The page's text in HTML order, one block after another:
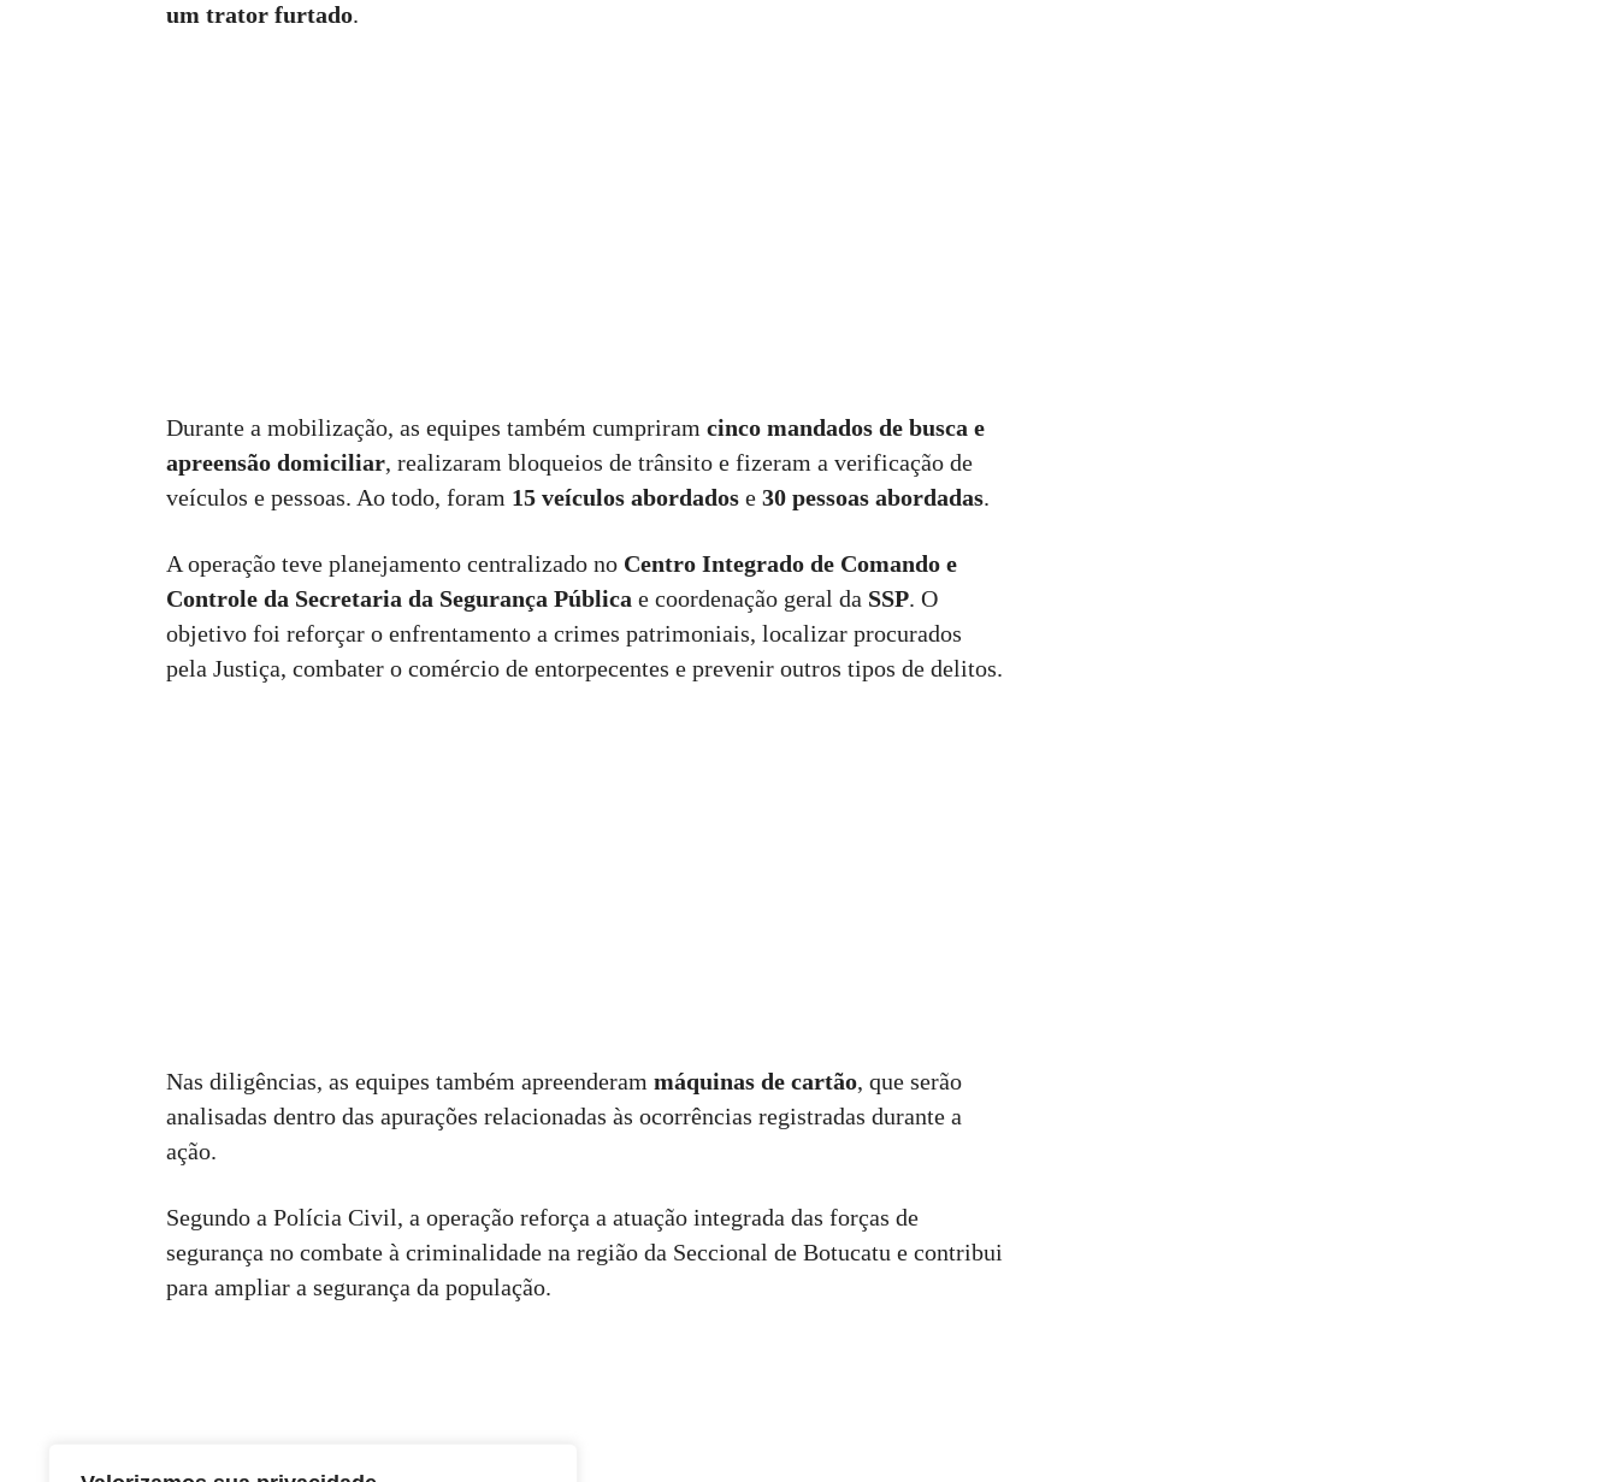
um trator furtado.
Durante a mobilização, as equipes também cumpriram cinco mandados de busca e
apreensão domiciliar, realizaram bloqueios de trânsito e fizeram a verificação de
veículos e pessoas. Ao todo, foram 15 veículos abordados e 30 pessoas abordadas.
A operação teve planejamento centralizado no Centro Integrado de Comando e
Controle da Secretaria da Segurança Pública e coordenação geral da SSP. O
objetivo foi reforçar o enfrentamento a crimes patrimoniais, localizar procurados
pela Justiça, combater o comércio de entorpecentes e prevenir outros tipos de delitos.
Nas diligências, as equipes também apreenderam máquinas de cartão, que serão
analisadas dentro das apurações relacionadas às ocorrências registradas durante a
ação.
Segundo a Polícia Civil, a operação reforça a atuação integrada das forças de
segurança no combate à criminalidade na região da Seccional de Botucatu e contribui
para ampliar a segurança da população.